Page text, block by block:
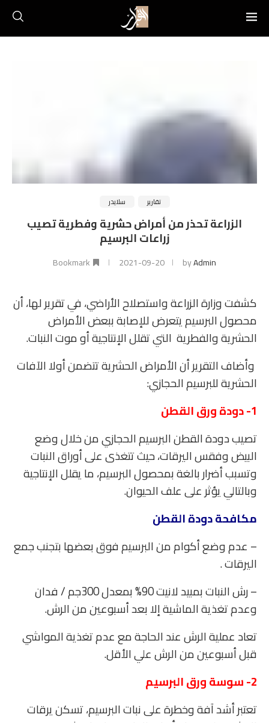
تقارير سلايدر
الزراعة تحذر من أمراض حشرية وفطرية تصيب
زراعات البرسيم
byAdmin
2021-09-20
Bookmark
كشفت وزارة الزراعة واستصلاح الأراضي، في تقرير لها، أن
محصول البرسيم يتعرض للإصابة ببعض الأمراض
الحشرية والفطرية التي تقلل الإنتاجية أو موت النبات.
وأضاف التقرير أن الأمراض الحشرية تتضمن أولا الآفات
الحشرية للبرسيم الحجازي:
1- دودة ورق القطن
تصيب دودة القطن البرسيم الحجازي من خلال وضع
البيض وفقس اليرقات، حيث تتغذى على أوراق النبات
وتسبب أضرار بالغة بمحصول البرسيم، ما يقلل الإنتاجية
وبالتالي يؤثر على علف الحيوان.
مكافحة دودة القطن
– عدم وضع أكوام من البرسيم فوق بعضها بتجنب جمع
اليرقات .
– رش النبات بمبيد لانيت 90% بمعدل 300جم / فدان
وعدم تغذية الماشية إلا بعد أسبوعين من الرش.
تعاد عملية الرش عند الحاجة مع عدم تغذية المواشي
قبل أسبوعين من الرش علي الأقل.
2- سوسة ورق البرسيم
تعتبر أشد آفة وخطرة على نبات البرسيم، تسكن يرقات